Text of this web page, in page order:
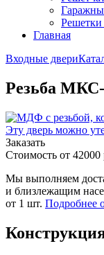
Решетки
Главная
Входные двери
Резьба
Эту дверь можно
Заказать
Стоимость от 42000
Мы выполняем
и близлежащим
от 1 шт. Подробнее